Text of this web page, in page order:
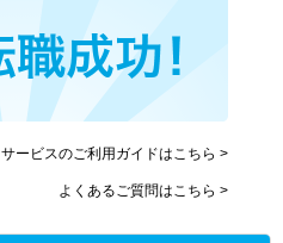
サービスのご利用ガイドはこちら >
よくあるご質問はこちら >